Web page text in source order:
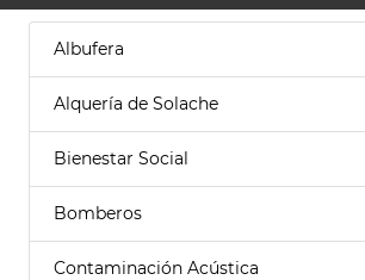
Albufera
Alquería de Solache
Bienestar Social
Bomberos
Contaminación Acústica